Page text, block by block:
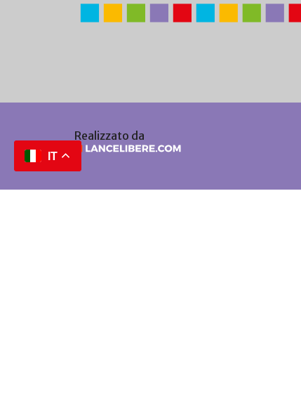
Realizzato da
IT